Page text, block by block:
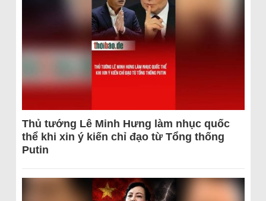
Thủ tướng Lê Minh Hưng làm nhục quốc
thể khi xin ý kiến chỉ đạo từ Tổng thống
Putin